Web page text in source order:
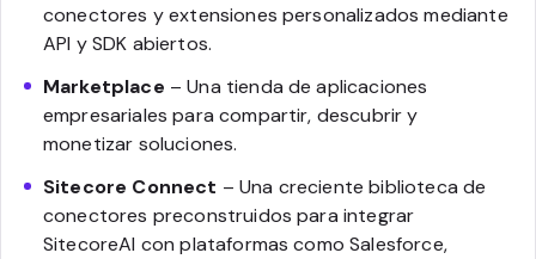
conectores y extensiones personalizados mediante
API y SDK abiertos.
Marketplace – Una tienda de aplicaciones
empresariales para compartir, descubrir y
monetizar soluciones.
Sitecore Connect – Una creciente biblioteca de
conectores preconstruidos para integrar
SitecoreAI con plataformas como Salesforce,